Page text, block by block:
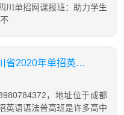
川单招网课报班：助力学生
四川单招英语语法普高班，四川省2020年单招英语普高试题及答案
，地址位于成都
英语语法普高班是许多高中